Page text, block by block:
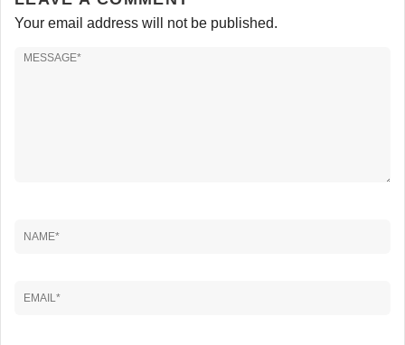
Your email address will not be published.